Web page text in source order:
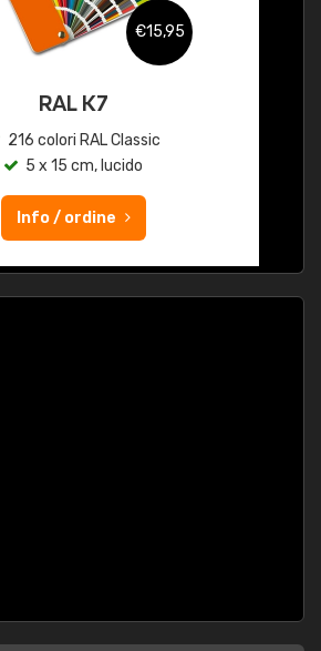
€15,95
RAL K7
216 colori RAL Classic
5 x 15 cm, lucido
Info / ordine